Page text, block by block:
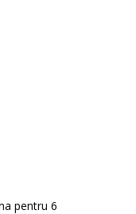
pentru 6